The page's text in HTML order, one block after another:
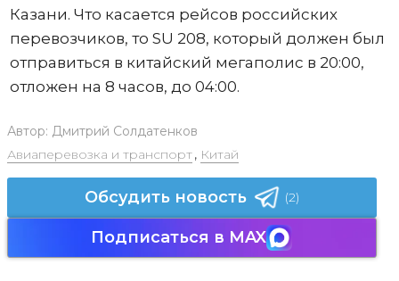
Казани. Что касается рейсов российских
перевозчиков, то SU 208, который должен был
отправиться в китайский мегаполис в 20:00,
отложен на 8 часов, до 04:00.
Автор: Дмитрий Солдатенков
Авиаперевозка и транспорт, Китай
Обсудить новость (2)
Подписаться в MAX